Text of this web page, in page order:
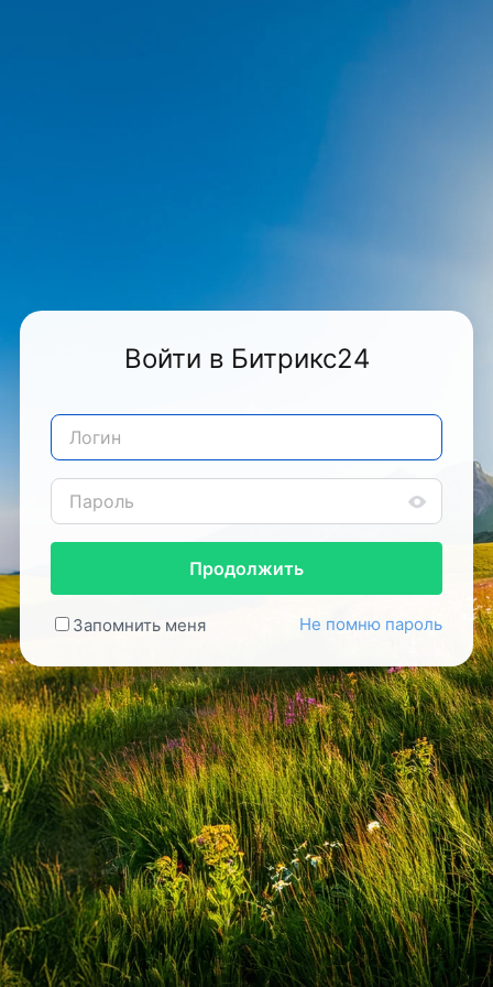
Войти в Битрикс24
Продолжить
Запомнить меня Не помню пароль